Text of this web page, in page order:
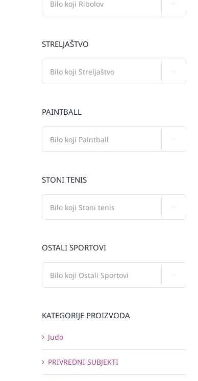
STRELJAŠTVO
PAINTBALL
STONI TENIS
OSTALI SPORTOVI
KATEGORIJE PROIZVODA
Judo
PRIVREDNI SUBJEKTI